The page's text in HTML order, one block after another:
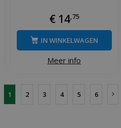
€ 14 75
Meer info
IN WINKELWAGEN
1 2 3 4 5 6